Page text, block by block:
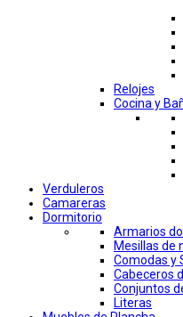
Relojes
Cocina y
Verduleros
Camareras
Dormitorio
Armarios
Mesillas de
Comodas y
Cabeceros
Conjuntos
Literas